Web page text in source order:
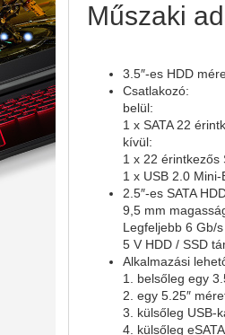
Műszaki
3.5″-es HDD
Csatlakozó:
belül:
1 x SATA 22
kívül:
1 x 22 érintkezős
1 x USB 2.0
2.5″-es SATA
9,5 mm
Legfeljebb 6 Gb/
5 V HDD / SSD
Alkalmazási
1. belsőleg egy
2. egy 5.25″
3. külsőleg USB-
4. külsőleg